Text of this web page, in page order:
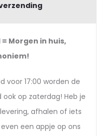
Morgen in huis,
voor 17:00 worden de
op zaterdag! Heb je
afhalen of iets
een appje op ons